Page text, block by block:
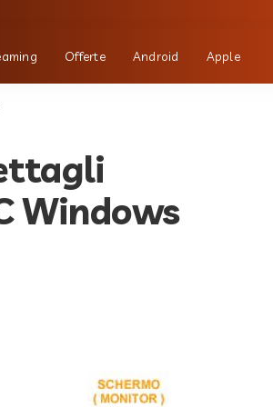
Offerte Android Apple
Windows